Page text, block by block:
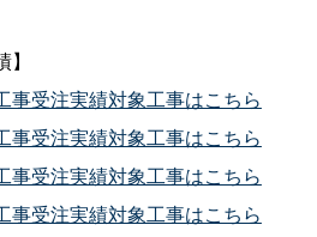
事受注実績対象工事はこちら
事受注実績対象工事はこちら
事受注実績対象工事はこちら
事受注実績対象工事はこちら